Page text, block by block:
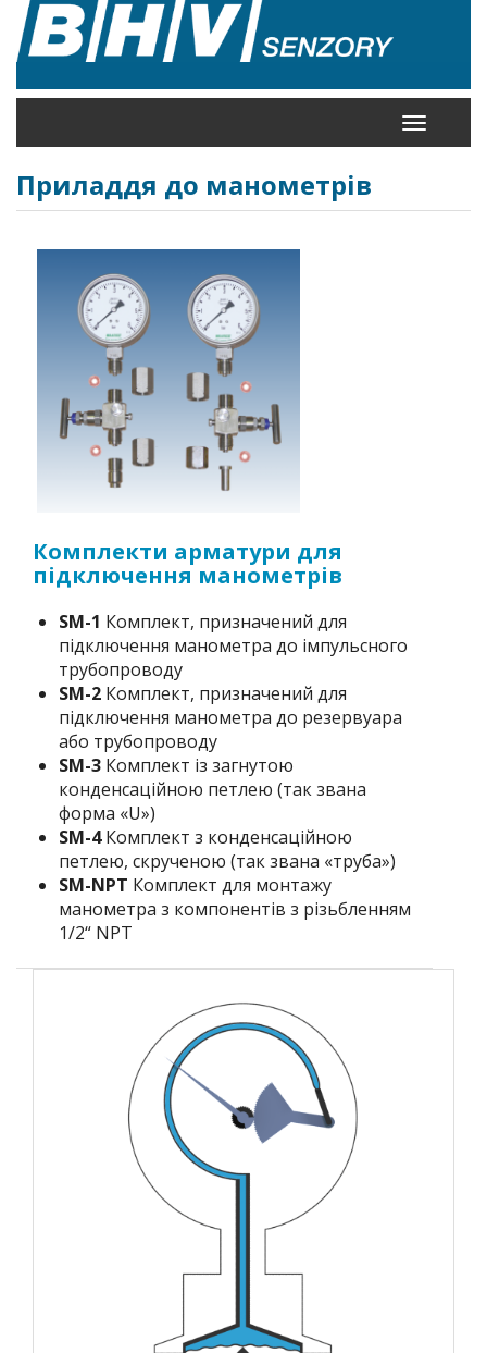
Перейти
до
основного
вмісту
Toggle
navigation
Приладдя до манометрів
Комплекти арматури для
підключення манометрів
SM-1 Комплект, призначений для
підключення манометра до імпульсного
трубопроводу
SM-2 Комплект, призначений для
підключення манометра до резервуара
або трубопроводу
SM-3 Комплект із загнутою
конденсаційною петлею (так звана
форма «U»)
SM-4Комплект з конденсаційною
петлею, скрученою (так звана «труба»)
SM-NPT Комплект для монтажу
манометра з компонентів з різьбленням
1/2“ NPT